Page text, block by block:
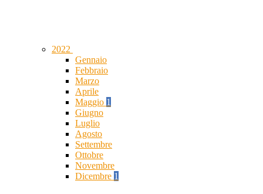
2022
Gennaio
Febbraio
Marzo
Aprile
Maggio 1
Giugno
Luglio
Agosto
Settembre
Ottobre
Novembre
Dicembre 1